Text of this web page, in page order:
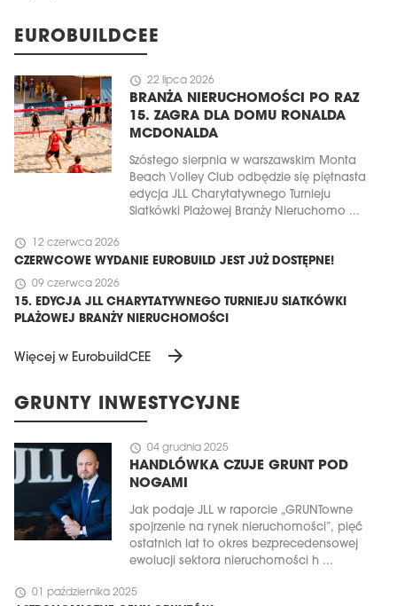
EUROBUILDCEE
schedule 22 lipca 2026
BRANŻA NIERUCHOMOŚCI PO RAZ
15. ZAGRA DLA DOMU RONALDA
MCDONALDA
Szóstego sierpnia w warszawskim Monta
Beach Volley Club odbędzie się piętnasta
edycja JLL Charytatywnego Turnieju
Siatkówki Plażowej Branży Nieruchomo ...
schedule 12 czerwca 2026
CZERWCOWE WYDANIE EUROBUILD JEST JUŻ DOSTĘPNE!
schedule 09 czerwca 2026
15. EDYCJA JLL CHARYTATYWNEGO TURNIEJU SIATKÓWKI
PLAŻOWEJ BRANŻY NIERUCHOMOŚCI
Więcej w EurobuildCEE arrow_forward
GRUNTY INWESTYCYJNE
schedule 04 grudnia 2025
HANDLÓWKA CZUJE GRUNT POD
NOGAMI
Jak podaje JLL w raporcie „GRUNTowne
spojrzenie na rynek nieruchomości”, pięć
ostatnich lat to okres bezprecedensowej
ewolucji sektora nieruchomości h ...
schedule 01 października 2025